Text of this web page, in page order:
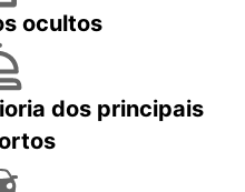
ocultos
dos principais